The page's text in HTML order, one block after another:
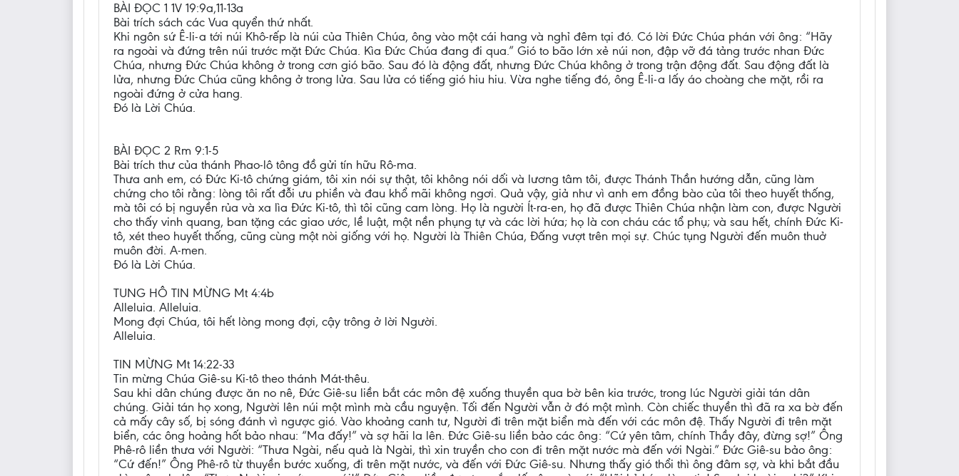
BÀI ĐỌC 1 1V 19:9a,11-13a
Bài trích sách các Vua quyển thứ nhất.
Khi ngôn sứ Ê-li-a tới núi Khô-rếp là núi của Thiên Chúa, ông vào một cái hang và nghỉ đêm tại đó. Có lời Đức Chúa phán với ông: “Hãy
ra ngoài và đứng trên núi trước mặt Đức Chúa. Kìa Đức Chúa đang đi qua.” Gió to bão lớn xẻ núi non, đập vỡ đá tảng trước nhan Đức
Chúa, nhưng Đức Chúa không ở trong cơn gió bão. Sau đó là động đất, nhưng Đức Chúa không ở trong trận động đất. Sau động đất là
lửa, nhưng Đức Chúa cũng không ở trong lửa. Sau lửa có tiếng gió hiu hiu. Vừa nghe tiếng đó, ông Ê-li-a lấy áo choàng che mặt, rồi ra
ngoài đứng ở cửa hang.
Đó là Lời Chúa.
BÀI ĐỌC 2 Rm 9:1-5
Bài trích thư của thánh Phao-lô tông đồ gửi tín hữu Rô-ma.
Thưa anh em, có Đức Ki-tô chứng giám, tôi xin nói sự thật, tôi không nói dối và lương tâm tôi, được Thánh Thần hướng dẫn, cũng làm
chứng cho tôi rằng: lòng tôi rất đỗi ưu phiền và đau khổ mãi không ngơi. Quả vậy, giả như vì anh em đồng bào của tôi theo huyết thống,
mà tôi có bị nguyền rủa và xa lìa Đức Ki-tô, thì tôi cũng cam lòng. Họ là người Ít-ra-en, họ đã được Thiên Chúa nhận làm con, được Người
cho thấy vinh quang, ban tặng các giao ước, lề luật, một nền phụng tự và các lời hứa; họ là con cháu các tổ phụ; và sau hết, chính Đức Ki-
tô, xét theo huyết thống, cũng cùng một nòi giống với họ. Người là Thiên Chúa, Đấng vượt trên mọi sự. Chúc tụng Người đến muôn thuở
muôn đời. A-men.
Đó là Lời Chúa.
TUNG HÔ TIN MỪNG Mt 4:4b
Alleluia. Alleluia.
Mong đợi Chúa, tôi hết lòng mong đợi, cậy trông ở lời Người.
Alleluia.
TIN MỪNG Mt 14:22-33
Tin mừng Chúa Giê-su Ki-tô theo thánh Mát-thêu.
Sau khi dân chúng được ăn no nê, Đức Giê-su liền bắt các môn đệ xuống thuyền qua bờ bên kia trước, trong lúc Người giải tán dân
chúng. Giải tán họ xong, Người lên núi một mình mà cầu nguyện. Tối đến Người vẫn ở đó một mình. Còn chiếc thuyền thì đã ra xa bờ đến
cả mấy cây số, bị sóng đánh vì ngược gió. Vào khoảng canh tư, Người đi trên mặt biển mà đến với các môn đệ. Thấy Người đi trên mặt
biển, các ông hoảng hốt bảo nhau: “Ma đấy!” và sợ hãi la lên. Đức Giê-su liền bảo các ông: “Cứ yên tâm, chính Thầy đây, đừng sợ!” Ông
Phê-rô liền thưa với Người: “Thưa Ngài, nếu quả là Ngài, thì xin truyền cho con đi trên mặt nước mà đến với Ngài.” Đức Giê-su bảo ông:
“Cứ đến!” Ông Phê-rô từ thuyền bước xuống, đi trên mặt nước, và đến với Đức Giê-su. Nhưng thấy gió thổi thì ông đâm sợ, và khi bắt đầu